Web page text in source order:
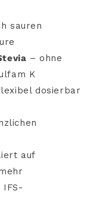
sauren
–ohne
K
dosierbar
auf
IFS-